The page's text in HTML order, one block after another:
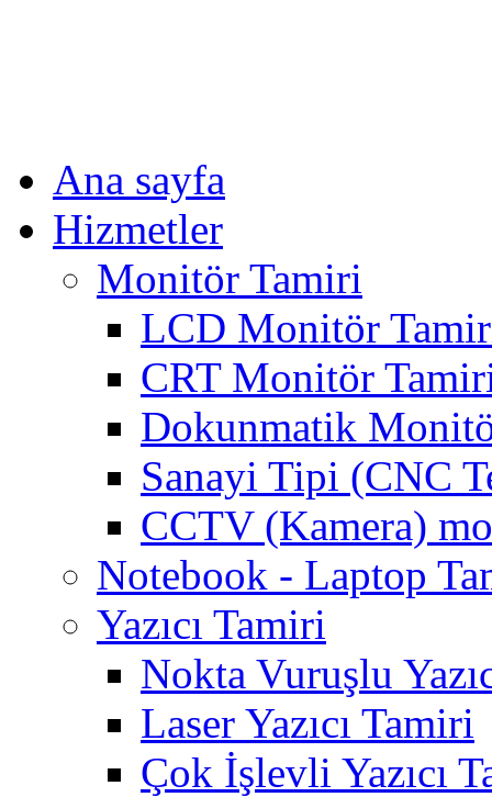
Ana sayfa
Hizmetler
Monitör Tamiri
LCD Monitör
CRT Monitör
Dokunmatik
Sanayi Tipi (CNC
CCTV (Kamera)
Notebook - Laptop
Yazıcı Tamiri
Nokta Vuruşlu
Laser Yazıcı Tamiri
Çok İşlevli Yazıcı